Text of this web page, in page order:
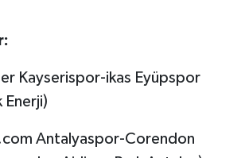
Kayserispor-ikas Eyüpspor
Enerji)
Antalyaspor-Corendon